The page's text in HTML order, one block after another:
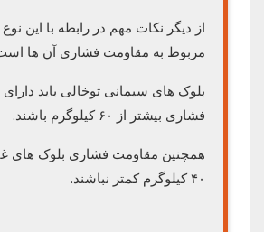
از دیگر نکات مهم در رابطه با این نوع
مربوط به مقاومت فشاری آن ها
بلوک های سیمانی توخالی باید
فشاری بیشتر از ۶۰ کیلوگرم باشند.
همچنین مقاومت فشاری بلوک های غیر
۴۰ کیلوگرم کمتر نباشند.